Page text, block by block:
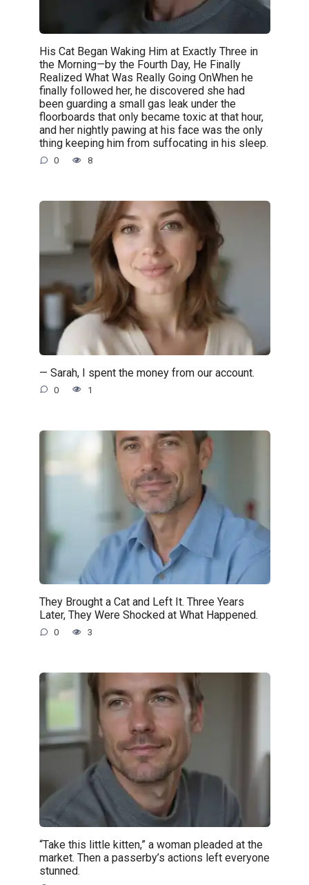
His Cat Began Waking Him at Exactly Three in
the Morning—by the Fourth Day, He Finally
Realized What Was Really Going OnWhen he
finally followed her, he discovered she had
been guarding a small gas leak under the
floorboards that only became toxic at that hour,
and her nightly pawing at his face was the only
thing keeping him from suffocating in his sleep.
0 8
— Sarah, I spent the money from our account.
0 1
They Brought a Cat and Left It. Three Years
Later, They Were Shocked at What Happened.
0 3
“Take this little kitten,” a woman pleaded at the
market. Then a passerby’s actions left everyone
stunned.